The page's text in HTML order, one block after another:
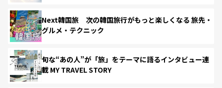
Next韓国旅 次の韓国旅行がもっと楽しくなる 旅先・
グルメ・テクニック
旬な“あの人”が「旅」をテーマに語るインタビュー連
載 MY TRAVEL STORY